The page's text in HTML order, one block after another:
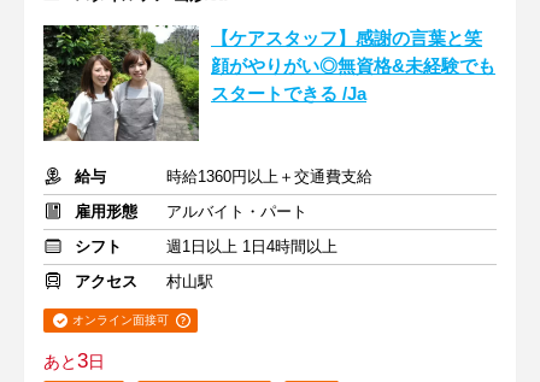
【ケアスタッフ】感謝の言葉と笑
顔がやりがい◎無資格&未経験でも
スタートできる /Ja
給与
時給1360円以上＋交通費支給
雇用形態
アルバイト・パート
シフト
週1日以上 1日4時間以上
アクセス
村山駅
オンライン面接可
あと3日